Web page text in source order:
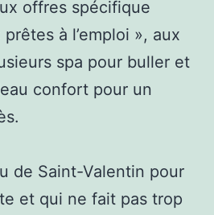
offres spécifique
à l’emploi », aux
spa pour buller et
confort pour un
de Saint-Valentin pour
et qui ne fait pas trop